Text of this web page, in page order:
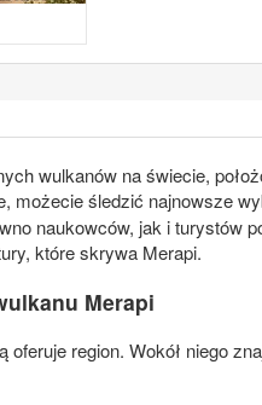
wulkanów na świecie,
możecie śledzić najnowsze
naukowców, jak i turystów
które skrywa Merapi.
Merapi
oferuje region. Wokół niego